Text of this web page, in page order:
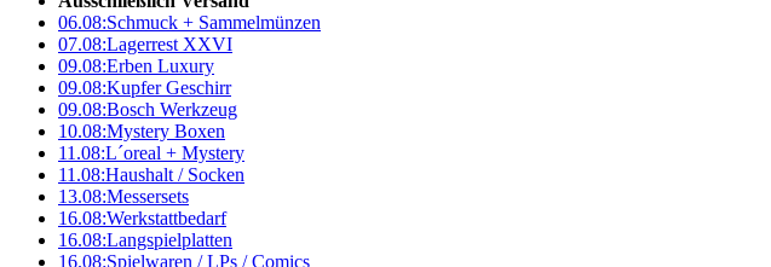
06.08:Schmuck + Sammelmünzen
07.08:Lagerrest XXVI
09.08:Erben Luxury
09.08:Kupfer Geschirr
09.08:Bosch Werkzeug
10.08:Mystery Boxen
11.08:L´oreal + Mystery
11.08:Haushalt / Socken
13.08:Messersets
16.08:Werkstattbedarf
16.08:Langspielplatten
16.08:Spielwaren / LPs / Comics